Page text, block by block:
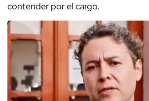
contender por el cargo.